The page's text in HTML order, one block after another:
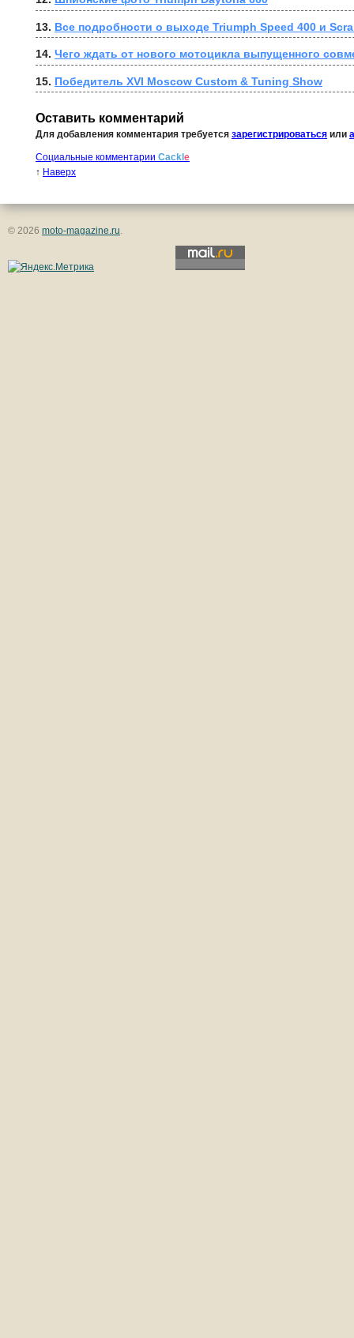
13. Все подробности о выходе Triumph Speed 400 и
14. Чего ждать от нового мотоцикла выпущенного
15. Победитель XVI Moscow Custom & Tuning Show
Оставить комментарий
Для добавления комментария требуется зарегистрироваться или
Социальные комментарии Cackle
↑ Наверх
© 2026 moto-magazine.ru